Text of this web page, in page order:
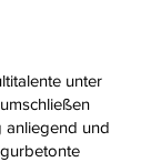
unter
und